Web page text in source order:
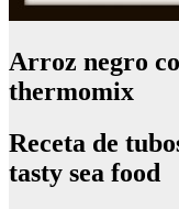
Arroz negro
thermomix
Receta de
tasty sea food